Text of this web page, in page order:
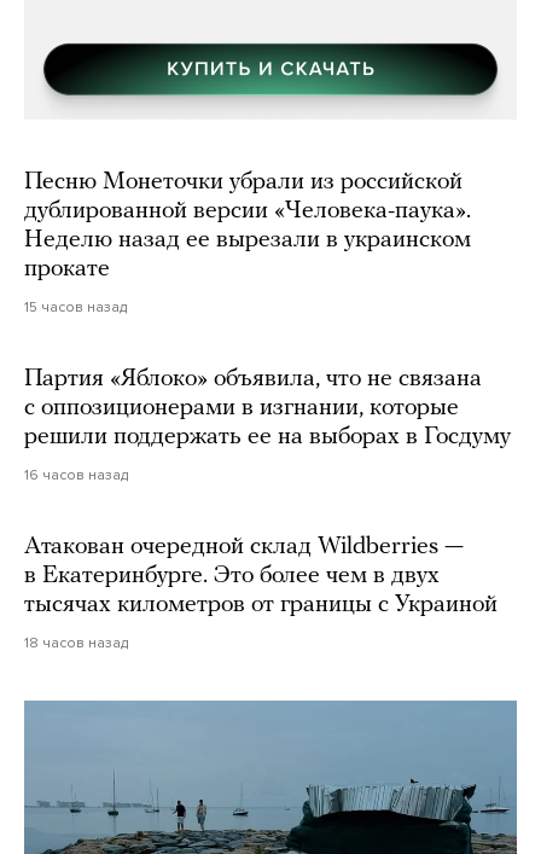
Песню Монеточки убрали из российской
дублированной версии «Человека-паука».
Неделю назад ее вырезали в украинском
прокате
15 часов назад
Партия «Яблоко» объявила, что не связана
с оппозиционерами в изгнании, которые
решили поддержать ее на выборах в Госдуму
16 часов назад
Атакован очередной склад Wildberries —
в Екатеринбурге. Это более чем в двух
тысячах километров от границы с Украиной
18 часов назад